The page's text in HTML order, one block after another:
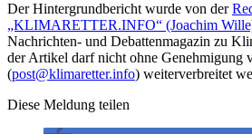
Der Hintergrundbericht wurde von der
„KLIMARETTER.INFO“ (Joachim
Nachrichten- und Debattenmagazin zu
der Artikel darf nicht ohne Genehmigung
(post@klimaretter.info) weiterverbreitet
Diese Meldung teilen